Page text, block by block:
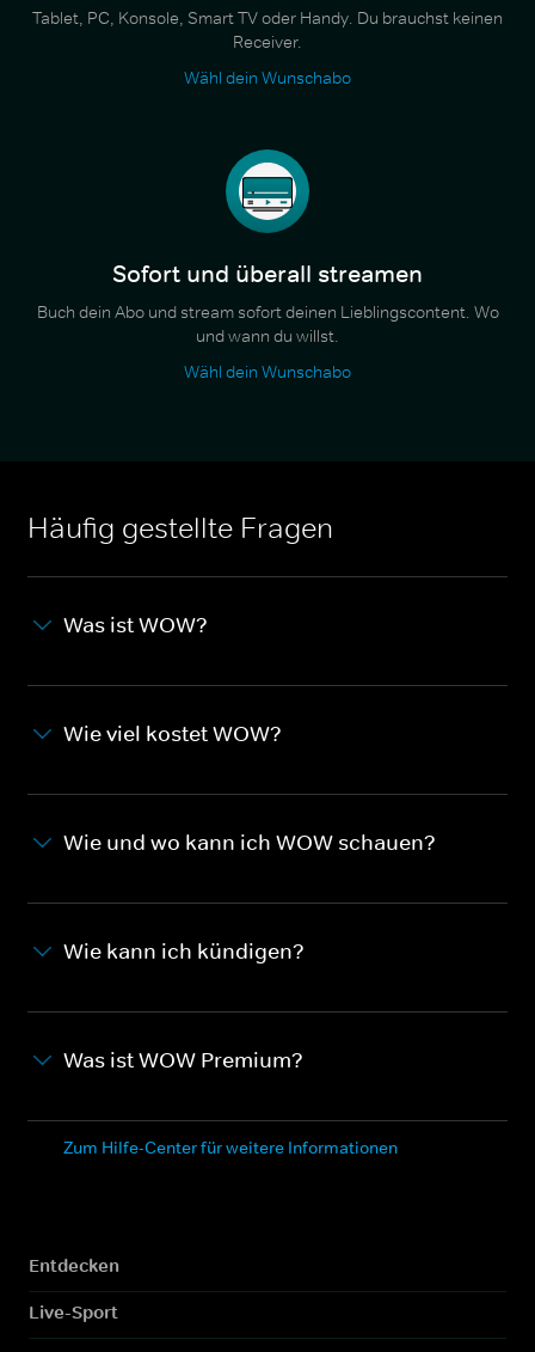
Tablet, PC, Konsole, Smart TV oder Handy. Du brauchst keinen
Receiver.
Wähl dein Wunschabo
Sofort und überall streamen
Buch dein Abo und stream sofort deinen Lieblingscontent. Wo
und wann du willst.
Wähl dein Wunschabo
Häufig gestellte Fragen
Was ist WOW?
Wie viel kostet WOW?
Wie und wo kann ich WOW schauen?
Wie kann ich kündigen?
Was ist WOW Premium?
Zum Hilfe-Center für weitere Informationen
Entdecken
Live-Sport